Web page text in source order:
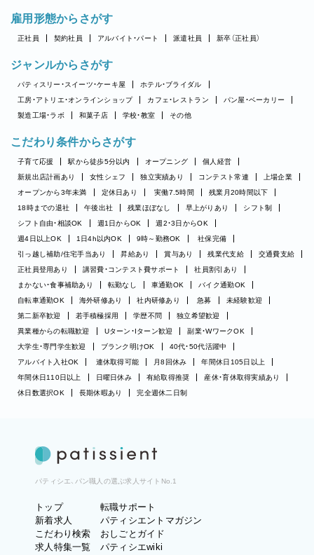
雇用形態からさがす
正社員 契約社員 アルバイト・パート 派遣社員 新卒（正社員）
ジャンルからさがす
パティスリー・スイーツ・ケーキ屋
ホテル・ブライダル
工房・アトリエ・オンラインショップ
カフェ・レストラン
パン屋・ベーカリー
製造工場・ラボ
和菓子店 学校・教室 その他
こだわり条件からさがす
子育て応援 駅から徒歩5分以内 オープニング
個人経営
新規出店計画あり
女性シェフ 独立実績あり コンテスト常連
上場企業
オープンから3年未満
定休日あり 実働7.5時間
残業月20時間以下
18時までの退社
午後出社 残業ほぼなし 早上がりあり
シフト制
シフト自由・相談OK
週1日からOK
週2・3日からOK
週4日以上OK
1日4h以内OK 9時～勤務OK
社保完備
引っ越し補助/住宅手当あり
昇給あり 賞与あり 残業代支給
交通費支給
正社員登用あり
講習費・コンテスト費サポート
社員割引あり
まかない・食事補助あり
転勤なし 車通勤OK
バイク通勤OK
自転車通勤OK
海外研修あり 社内研修あり 急募
未経験歓迎
第二新卒歓迎
若手積極採用 学歴不問
独立希望歓迎
異業種からの転職歓迎
Uターン・Iターン歓迎
副業・WワークOK
大学生・専門学生歓迎
ブランク明けOK
40代・50代活躍中
アルバイト入社OK
連休取得可能 月8回休み
年間休日105日以上
年間休日110日以上
日曜日休み 有給取得推奨
産休・育休取得実績あり
休日数選択OK
長期休暇あり 完全週休二日制
パティシエ、パン職人の選ぶ求人サイトNo.1
トップ
新着求人
こだわり検索
求人特集一覧
転職サポート
パティシエントマガジン
おしごとガイド
パティシエwiki